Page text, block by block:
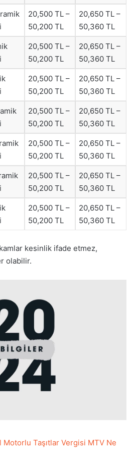
20,500 TL –
50,200 TL
20,650 TL –
50,360 TL
20,500 TL –
50,200 TL
20,650 TL –
50,360 TL
20,500 TL –
50,200 TL
20,650 TL –
50,360 TL
20,500 TL –
50,200 TL
20,650 TL –
50,360 TL
20,500 TL –
50,200 TL
20,650 TL –
50,360 TL
20,500 TL –
50,200 TL
20,650 TL –
50,360 TL
20,500 TL –
50,200 TL
20,650 TL –
50,360 TL
kesinlik ifade etmez,
olabilir.
Motorlu Taşıtlar Vergisi MTV Ne